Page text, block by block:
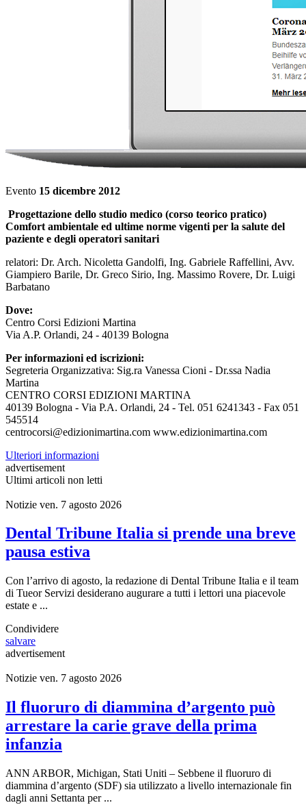
Evento 15 dicembre 2012
Progettazione dello studio medico (corso teorico pratico)
Comfort ambientale ed ultime norme vigenti per la salute del
paziente e degli operatori sanitari
relatori: Dr. Arch. Nicoletta Gandolfi, Ing. Gabriele Raffellini, Avv.
Giampiero Barile, Dr. Greco Sirio, Ing. Massimo Rovere, Dr. Luigi
Barbatano
Dove:
Centro Corsi Edizioni Martina
Via A.P. Orlandi, 24 - 40139 Bologna
Per informazioni ed iscrizioni:
Segreteria Organizzativa: Sig.ra Vanessa Cioni - Dr.ssa Nadia
Martina
CENTRO CORSI EDIZIONI MARTINA
40139 Bologna - Via P.A. Orlandi, 24 - Tel. 051 6241343 - Fax 051
545514
centrocorsi@edizionimartina.com www.edizionimartina.com
Ulteriori informazioni
advertisement
Ultimi articoli non letti
Notizie ven. 7 agosto 2026
Dental Tribune Italia si prende una breve
pausa estiva
Con l’arrivo di agosto, la redazione di Dental Tribune Italia e il team
di Tueor Servizi desiderano augurare a tutti i lettori una piacevole
estate e ...
Condividere
salvare
advertisement
Notizie ven. 7 agosto 2026
Il fluoruro di diammina d’argento può
arrestare la carie grave della prima
infanzia
ANN ARBOR, Michigan, Stati Uniti – Sebbene il fluoruro di
diammina d’argento (SDF) sia utilizzato a livello internazionale fin
dagli anni Settanta per ...